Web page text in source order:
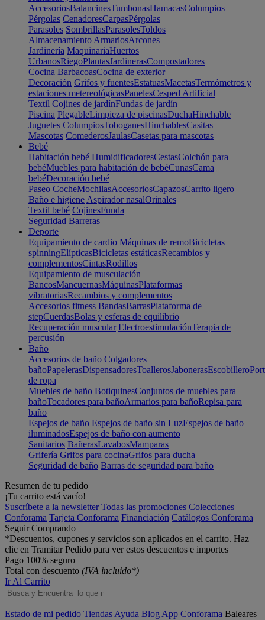
AccesoriosBalancinesTumbonasHamacasColumpios
Pérgolas CenadoresCarpasPérgolas
Parasoles SombrillasParasolesToldos
Almacenamiento ArmariosArcones
Jardinería MaquinariaHuertos
UrbanosRiegoPlantasJardinerasCompostadores
Cocina BarbacoasCocina de exterior
Decoración Grifos y fuentesEstatuasMacetasTermómetros y
estaciones metereológicasPanelesCesped Artificial
Textil Cojines de jardínFundas de jardín
Piscina PlegableLimpieza de piscinasDuchaHinchable
Juguetes ColumpiosToboganesHinchablesCasitas
Mascotas ComederosJaulasCasetas para mascotas
Bebé
Habitación bebé HumidificadoresCestasColchón para
bebéMuebles para habitación de bebéCunasCama
bebéDecoración bebé
Paseo CocheMochilasAccesoriosCapazosCarrito ligero
Baño e higiene Aspirador nasalOrinales
Textil bebé CojinesFunda
Seguridad Barreras
Deporte
Equipamiento de cardio Máquinas de remoBicicletas
spinningElípticasBicicletas estáticasRecambios y
complementosCintasRodillos
Equipamiento de musculación
BancosMancuernasMáquinasPlataformas
vibratoriasRecambios y complementos
Accesorios fitness BandasBarrasPlataforma de
stepCuerdasBolas y esferas de equilibrio
Recuperación muscular ElectroestimulaciónTerapia de
percusión
Baño
Accesorios de baño Colgadores
bañoPapelerasDispensadoresToallerosJabonerasEscobillero
de ropa
Muebles de baño BotiquinesConjuntos de muebles para
bañoTocadores para bañoArmarios para bañoRepisa para
baño
Espejos de baño Espejos de baño sin LuzEspejos de baño
iluminadosEspejos de baño con aumento
Sanitarios BañerasLavabosMamparas
Grifería Grifos para cocinaGrifos para ducha
Seguridad de baño Barras de seguridad para baño
Resumen de tu pedido
¡Tu carrito está vacío!
Suscríbete a la newsletter Todas las promociones Colecciones
Conforama Tarjeta Conforama Financiación Catálogos Conforama
Seguir Comprando
*Descuentos, cupones y servicios son aplicados en el carrito. Haz
clic en Tramitar Pedido para ver estos descuentos e importes
Pago 100% seguro
Total con descuento (IVA incluido*)
Ir Al Carrito
Estado de mi pedido Tiendas Ayuda Blog App Conforama Baleares